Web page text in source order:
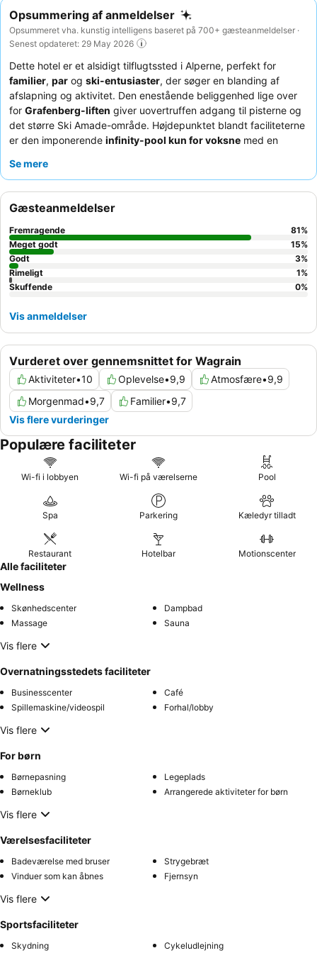
Opsummering af anmeldelser
Opsummeret vha. kunstig intelligens baseret på 700+ gæsteanmeldelser ·
Senest opdateret: 29 May 2026
Dette hotel er et alsidigt tilflugtssted i Alperne, perfekt for
familier, par og ski-entusiaster, der søger en blanding af
afslapning og aktivitet. Den enestående beliggenhed lige over
for Grafenberg-liften giver uovertruffen adgang til pisterne og
det større Ski Amade-område. Højdepunktet blandt faciliteterne
er den imponerende infinity-pool kun for voksne med en
og et moderne fitnesscenter. Gæsterne roser konsekvent det
morgenmad og aftensmad, herunder en populær
eftermiddagssnack. For en forbedret oplevelse kan du overveje
at anmode om et værelse på en
udsigt.
Se mere
Vurderet over gennemsnittet for Wagrain
Aktiviteter•10 Oplevelse•9,9 Atmosfære•9,9
Morgenmad•9,7 Familier•9,7
Vis flere vurderinger
Gæsteanmeldelser
Fremragende 81%
Meget godt
15%
Godt
3%
Rimeligt
1%
Skuffende
0%
Vis anmeldelser
Populære faciliteter
Wi-fi i lobbyen Wi-fi på værelserne Pool
Spa Parkering Kæledyr tilladt
Restaurant Hotelbar Motionscenter
Alle faciliteter
Wellness
Skønhedscenter
Dampbad
Massage
Sauna
Vis flere
Overnatningsstedets faciliteter
Businesscenter
Café
Spillemaskine/videospil
Forhal/lobby
Vis flere
For børn
Børnepasning
Legeplads
Børneklub
Arrangerede aktiviteter for børn
Vis flere
Værelsesfaciliteter
Badeværelse med bruser
Strygebræt
Vinduer som kan åbnes
Fjernsyn
Vis flere
Sportsfaciliteter
Skydning Cykeludlejning